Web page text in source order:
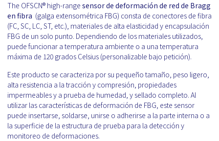
The OFSCN® high-range sensor de deformación de red de Bragg
en fibra (galga extensométrica FBG) consta de conectores de fibra
(FC, SC, LC, ST, etc.), materiales de alta elasticidad y encapsulación
FBG de un solo punto. Dependiendo de los materiales utilizados,
puede funcionar a temperatura ambiente o a una temperatura
máxima de 120 grados Celsius (personalizable bajo petición).
Este producto se caracteriza por su pequeño tamaño, peso ligero,
alta resistencia a la tracción y compresión, propiedades
impermeables y a prueba de humedad, y sellado completo. Al
utilizar las características de deformación de FBG, este sensor
puede insertarse, soldarse, unirse o adherirse a la parte interna o a
la superficie de la estructura de prueba para la detección y
monitoreo de deformaciones.